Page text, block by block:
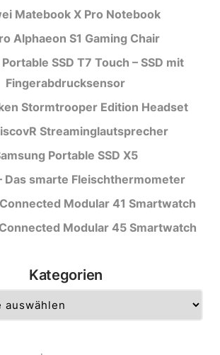
Matebook X Pro Notebook
Alphaeon S1 Gaming Chair
SSD T7 Touch – SSD mit
Fingerabdrucksensor
Stormtrooper Edition Headset
Streaminglautsprecher
Portable SSD X5
Das smarte Fleischthermometer
Modular 41 Smartwatch
Modular 45 Smartwatch
Kategorien